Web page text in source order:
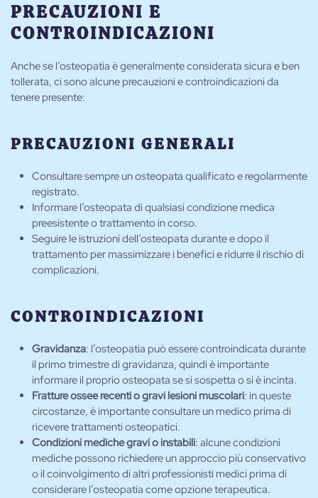
PRECAUZIONI E
CONTROINDICAZIONI
Anche se l’osteopatia è generalmente considerata sicura e ben
tollerata, ci sono alcune precauzioni e controindicazioni da
tenere presente:
PRECAUZIONI GENERALI
Consultare sempre un osteopata qualificato e regolarmente
registrato.
Informare l’osteopata di qualsiasi condizione medica
preesistente o trattamento in corso.
Seguire le istruzioni dell’osteopata durante e dopo il
trattamento per massimizzare i benefici e ridurre il rischio di
complicazioni.
CONTROINDICAZIONI
Gravidanza: l’osteopatia può essere controindicata durante
il primo trimestre di gravidanza, quindi è importante
informare il proprio osteopata se si sospetta o si è incinta.
Fratture ossee recenti o gravi lesioni muscolari: in queste
circostanze, è importante consultare un medico prima di
ricevere trattamenti osteopatici.
Condizioni mediche gravi o instabili: alcune condizioni
mediche possono richiedere un approccio più conservativo
o il coinvolgimento di altri professionisti medici prima di
considerare l’osteopatia come opzione terapeutica.